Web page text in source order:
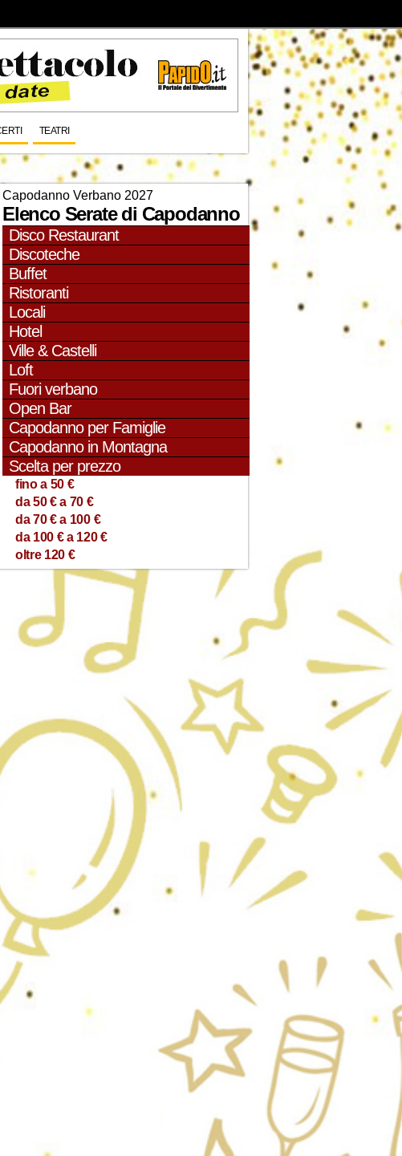
TEATRI
Capodanno Verbano 2027
Elenco Serate di Capodanno
Disco Restaurant
Discoteche
Buffet
Ristoranti
Locali
Hotel
Ville & Castelli
Loft
Fuori verbano
Open Bar
Capodanno per Famiglie
Capodanno in Montagna
Scelta per prezzo
fino a 50 €
da 50 € a 70 €
da 70 € a 100 €
da 100 € a 120 €
oltre 120 €